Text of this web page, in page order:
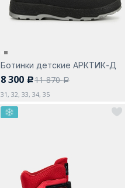
Ботинки детские АРКТИК-Д
8 300 c11 870a
31, 32, 33, 34, 35